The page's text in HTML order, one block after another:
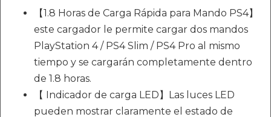
【1.8 Horas de Carga Rápida para Mando PS4】
este cargador le permite cargar dos mandos
PlayStation 4 / PS4 Slim / PS4 Pro al mismo
tiempo y se cargarán completamente dentro
de 1.8 horas.
【 Indicador de carga LED】Las luces LED
pueden mostrar claramente el estado de